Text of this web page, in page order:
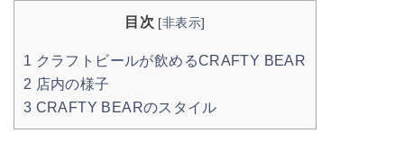
目次 [非表示]
1 クラフトビールが飲めるCRAFTY BEAR
2 店内の様子
3 CRAFTY BEARのスタイル